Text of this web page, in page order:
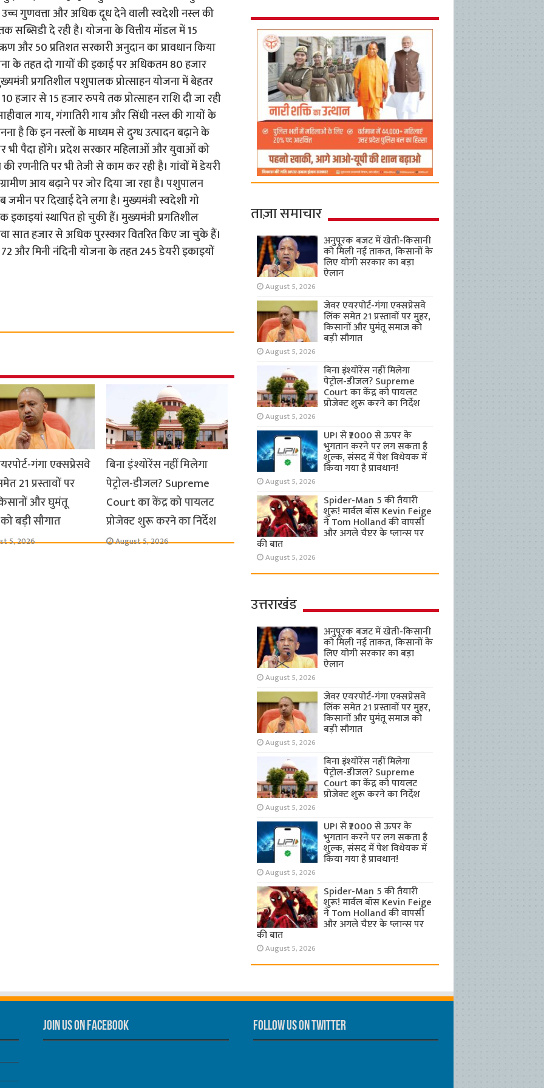
गुणवत्ता और अधिक दूध देने वाली स्वदेशी नस्ल की
सब्सिडी दे रही है। योजना के वित्तीय मॉडल में 15
और 50 प्रतिशत सरकारी अनुदान का प्रावधान किया
के तहत दो गायों की इकाई पर अधिकतम 80 हजार
प्रगतिशील पशुपालक प्रोत्साहन योजना में बेहतर
से 15 हजार रुपये तक प्रोत्साहन राशि दी जा रही
गाय, गंगातिरी गाय और सिंधी नस्ल की गायों के
है कि इन नस्लों के माध्यम से दुग्ध उत्पादन बढ़ाने के
भी पैदा होंगे। प्रदेश सरकार महिलाओं और युवाओं को
रणनीति पर भी तेजी से काम कर रही है। गांवों में डेयरी
आय बढ़ाने पर जोर दिया जा रहा है। पशुपालन
पर दिखाई देने लगा है। मुख्यमंत्री स्वदेशी गो
स्थापित हो चुकी हैं। मुख्यमंत्री प्रगतिशील
सात हजार से अधिक पुरस्कार वितरित किए जा चुके हैं।
और मिनी नंदिनी योजना के तहत 245 डेयरी इकाइयों
गंगा एक्सप्रेसवे
21 प्रस्तावों पर
और घुमंतू
बड़ी सौगात
5, 2026
बिना इंश्योरेंस नहीं मिलेगा
पेट्रोल-डीजल? Supreme
Court का केंद्र को पायलट
प्रोजेक्ट शुरू करने का निर्देश
August 5, 2026
ताज़ा समाचार
अनुपूरक बजट में खेती-किसानी
को मिली नई ताकत, किसानों के
लिए योगी सरकार का बड़ा
ऐलान
August 5, 2026
जेवर एयरपोर्ट-गंगा एक्सप्रेसवे
लिंक समेत 21 प्रस्तावों पर मुहर,
किसानों और घुमंतू समाज को
बड़ी सौगात
August 5, 2026
बिना इंश्योरेंस नहीं मिलेगा
पेट्रोल-डीजल? Supreme
Court का केंद्र को पायलट
प्रोजेक्ट शुरू करने का निर्देश
August 5, 2026
UPI से ₹2000 से ऊपर के
भुगतान करने पर लग सकता है
शुल्क, संसद में पेश विधेयक में
किया गया है प्रावधान!
August 5, 2026
Spider-Man 5 की तैयारी
शुरू! मार्वल बॉस Kevin Feige
ने Tom Holland की वापसी
और अगले चैप्टर के प्लान्स पर
की बात
August 5, 2026
उत्तराखंड
अनुपूरक बजट में खेती-किसानी
को मिली नई ताकत, किसानों के
लिए योगी सरकार का बड़ा
ऐलान
August 5, 2026
जेवर एयरपोर्ट-गंगा एक्सप्रेसवे
लिंक समेत 21 प्रस्तावों पर मुहर,
किसानों और घुमंतू समाज को
बड़ी सौगात
August 5, 2026
बिना इंश्योरेंस नहीं मिलेगा
पेट्रोल-डीजल? Supreme
Court का केंद्र को पायलट
प्रोजेक्ट शुरू करने का निर्देश
August 5, 2026
UPI से ₹2000 से ऊपर के
भुगतान करने पर लग सकता है
शुल्क, संसद में पेश विधेयक में
किया गया है प्रावधान!
August 5, 2026
Spider-Man 5 की तैयारी
शुरू! मार्वल बॉस Kevin Feige
ने Tom Holland की वापसी
और अगले चैप्टर के प्लान्स पर
की बात
August 5, 2026
Join us on Facebook Follow us on Twitter